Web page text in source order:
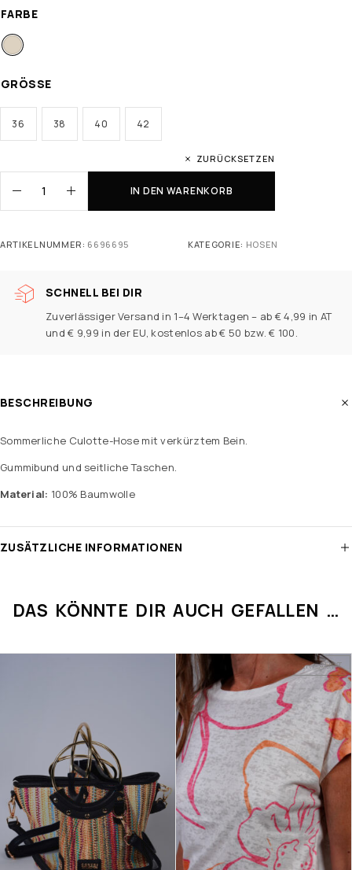
FARBE
GRÖSSE
36 38 40 42
ZURÜCKSETZEN
IN DEN WARENKORB
ARTIKELNUMMER: 6696695 KATEGORIE: HOSEN
SCHNELL BEI DIR
Zuverlässiger Versand in 1–4 Werktagen – ab € 4,99 in AT
und € 9,99 in der EU, kostenlos ab € 50 bzw. € 100.
BESCHREIBUNG
Sommerliche Culotte-Hose mit verkürztem Bein.
Gummibund und seitliche Taschen.
Material: 100% Baumwolle
ZUSÄTZLICHE INFORMATIONEN
DAS KÖNNTE DIR AUCH GEFALLEN …
AUSVERKAUFT